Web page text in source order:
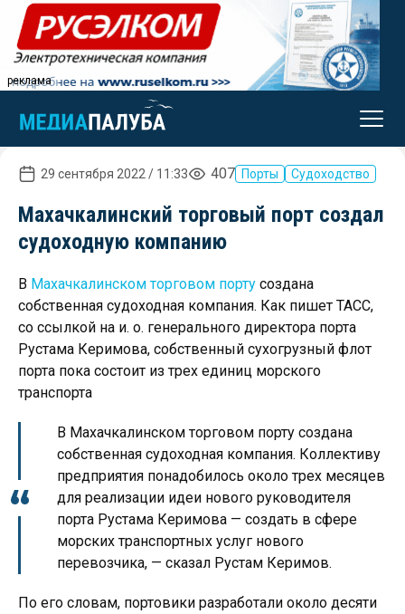
реклама
29 сентября 2022 / 11:33 407 Порты Судоходство
Махачкалинский торговый порт создал
судоходную компанию
В Махачкалинском торговом порту создана
собственная судоходная компания. Как пишет ТАСС,
со ссылкой на и. о. генерального директора порта
Рустама Керимова, собственный сухогрузный флот
порта пока состоит из трех единиц морского
транспорта
В Махачкалинском торговом порту создана
собственная судоходная компания. Коллективу
предприятия понадобилось около трех месяцев
для реализации идеи нового руководителя
порта Рустама Керимова — создать в сфере
морских транспортных услуг нового
перевозчика, — сказал Рустам Керимов.
По его словам, портовики разработали около десяти